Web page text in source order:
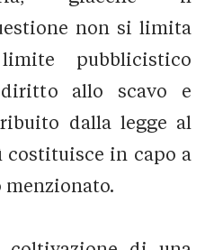
non si limita
pubblicistico
allo scavo e
dalla legge al
in capo a